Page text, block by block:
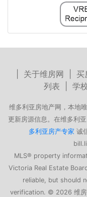
关于维房网 买
列表
学
维多利亚房地产网，本地
更新房源信息。在维多利
多利亚房产专家 诚
MLS® property
Victoria Real Estate
reliable, but should
verification. © 2026 维房